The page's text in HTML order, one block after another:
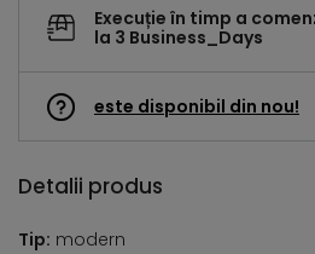
Execuție în timp a
la 3 Business_Days
este disponibil din nou!
Detalii produs
Tip: modern